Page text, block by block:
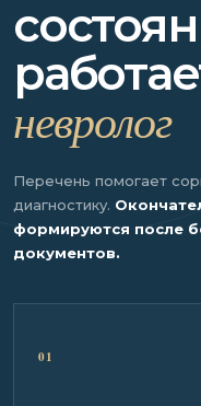
невролог
Перечень помогает
диагностику.
формируются после
документов.
01